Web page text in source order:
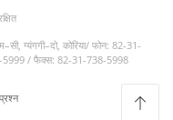
ग्यंगगी–दो, कोरिया/ फोन: 82-31-
/ फैक्स: 82-31-738-5998